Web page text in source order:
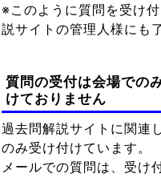
※このように質問を受け
説サイトの管理人様にも
質問の受付は会場での
けておりません
過去問解説サイトに関連
のみ受け付けています。
メールでの質問は、受け